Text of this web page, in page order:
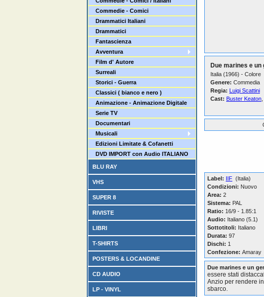
Commedie - Comici
Drammatici Italiani
Drammatici
Fantascienza
Avventura
Film d' Autore
Surreali
Storici - Guerra
Classici ( bianco e nero )
Animazione - Animazione Digitale
Serie TV
Documentari
Musicali
Edizioni Limitate & Cofanetti
DVD IMPORT con Audio ITALIANO
BLU RAY
VHS
SUPER 8
RIVISTE
LIBRI
T-SHIRTS
POSTERS & LOCANDINE
CD AUDIO
LP - VINYL
Due marines e un
Italia (1966) - Colore
Genere: Commedia
Regia: Luigi Scattini
Cast: Buster Keaton
Label: IIF (Italia)
Condizioni: Nuovo
Area: 2
Sistema: PAL
Ratio: 16/9 - 1.85:1
Audio: Italiano (5.1)
Sottotitoli: Italiano
Durata: 97
Dischi: 1
Confezione: Amaray
Due marines e un
essere stati
Anzio per rendere
sbarco.